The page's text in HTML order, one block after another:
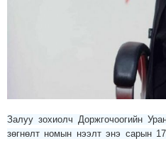
ХАВРЫН
Залуу зохиолч Доржгочоогийн
зөгнөлт номын нээлт энэ сарын